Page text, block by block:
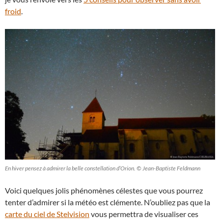
froid.
En hiver pensez à admirer la belle constellation d’Orion. © Jean-Baptiste Feldmann
Voici quelques jolis phénomènes célestes que vous pourrez
tenter d’admirer si la météo est clémente. N’oubliez pas que la
carte du ciel de Stelvision vous permettra de visualiser ces